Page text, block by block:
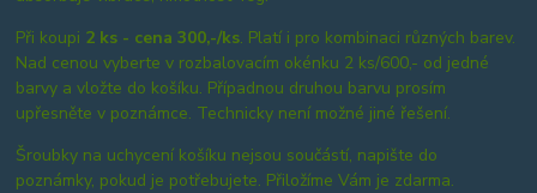
Při koupi 2 ks - cena 300,-/ks. Platí i pro kombinaci různých barev.
Nad cenou vyberte v rozbalovacím okénku 2 ks/600,- od jedné
barvy a vložte do košíku. Případnou druhou barvu prosím
upřesněte v poznámce. Technicky není možné jiné řešení.
Šroubky na uchycení košíku nejsou součástí, napište do
poznámky, pokud je potřebujete. Přiložíme Vám je zdarma.